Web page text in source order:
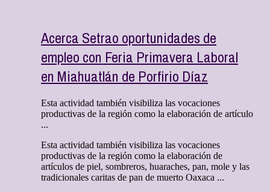
Acerca Setrao oportunidades de
empleo con Feria Primavera Laboral
en Miahuatlán de Porfirio Díaz
Esta actividad también visibiliza las vocaciones
productivas de la región como la elaboración de artículo
...
Esta actividad también visibiliza las vocaciones
productivas de la región como la elaboración de
artículos de piel, sombreros, huaraches, pan, mole y las
tradicionales caritas de pan de muerto Oaxaca ...